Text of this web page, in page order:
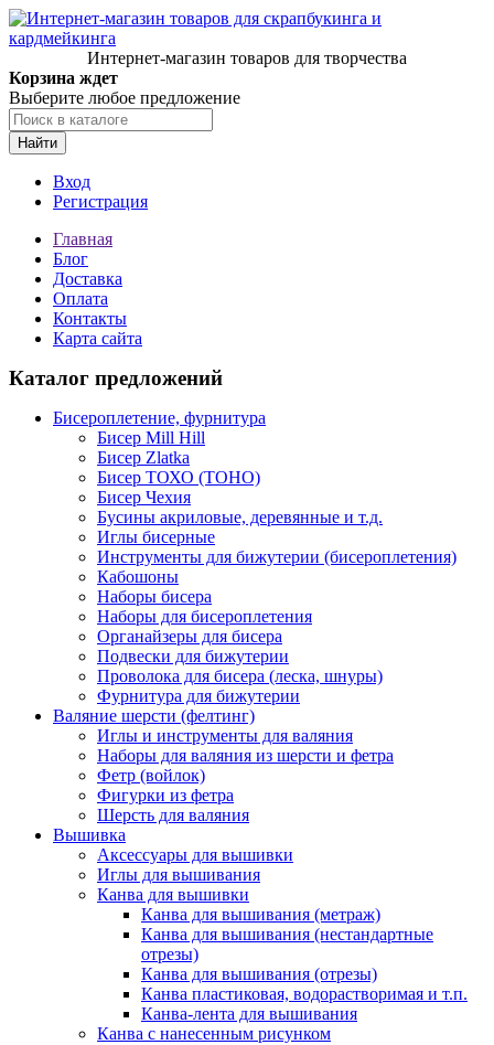
Интернет-магазин товаров для творчества
Корзина ждет
Выберите любое предложение
Найти
Вход
Регистрация
Главная
Блог
Доставка
Оплата
Контакты
Карта сайта
Каталог предложений
Бисероплетение, фурнитура
Бисер Mill Hill
Бисер Zlatka
Бисер ТОХО (TOHO)
Бисер Чехия
Бусины акриловые, деревянные и т.д.
Иглы бисерные
Инструменты для бижутерии (бисероплетения)
Кабошоны
Наборы бисера
Наборы для бисероплетения
Органайзеры для бисера
Подвески для бижутерии
Проволока для бисера (леска, шнуры)
Фурнитура для бижутерии
Валяние шерсти (фелтинг)
Иглы и инструменты для валяния
Наборы для валяния из шерсти и фетра
Фетр (войлок)
Фигурки из фетра
Шерсть для валяния
Вышивка
Аксессуары для вышивки
Иглы для вышивания
Канва для вышивки
Канва для вышивания (метраж)
Канва для вышивания (нестандартные
отрезы)
Канва для вышивания (отрезы)
Канва пластиковая, водорастворимая и т.п.
Канва-лента для вышивания
Канва с нанесенным рисунком